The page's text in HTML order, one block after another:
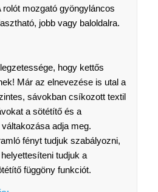
mozgató gyöngyláncos
jobb vagy baloldalra.
hogy kettős
Már az elnevezése is utal a
sávokban csíkozott textil
a sötétítő és a
adja meg.
fényt tudjuk szabályozni,
tudjuk a
függöny funkciót.